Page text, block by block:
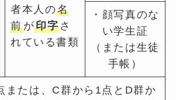
者本人の名
前が印字さ
れている書類
・顔写真のな
い学生証
（または生徒
手帳）
または、C群から1点とD群か